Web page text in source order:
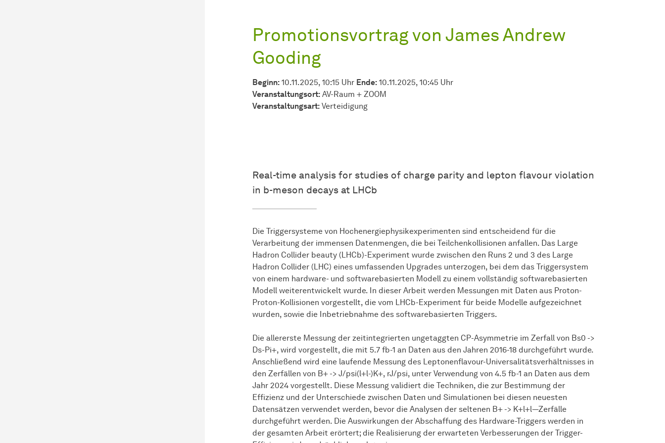
Promotionsvortrag von James Andrew
Gooding
Beginn: 10.11.2025, 10:15 Uhr Ende: 10.11.2025, 10:45 Uhr
Veranstaltungsort: AV-Raum + ZOOM
Veran­stal­tungs­art: Verteidigung
Real-time analysis for studies of charge parity and lepton flavour violation
in b-meson decays at LHCb
Die Triggersysteme von Hochenergiephysikexperimenten sind entscheidend für die
Verarbeitung der immensen Datenmengen, die bei Teilchenkollisionen anfallen. Das Large
Hadron Collider beauty (LHCb)-Experiment wurde zwischen den Runs 2 und 3 des Large
Hadron Collider (LHC) eines umfassenden Upgrades unterzogen, bei dem das Triggersystem
von einem hardware- und softwarebasierten Modell zu einem vollständig softwarebasierten
Modell weiterentwickelt wurde. In dieser Arbeit werden Messungen mit Daten aus Proton-
Proton-Kollisionen vorgestellt, die vom LHCb-Experiment für beide Modelle aufgezeichnet
wurden, sowie die Inbetriebnahme des softwarebasierten Triggers.
Die allererste Messung der zeitintegrierten ungetaggten CP-Asymmetrie im Zerfall von Bs0 ->
Ds-Pi+, wird vorgestellt, die mit 5.7 fb-1 an Daten aus den Jahren 2016-18 durchgeführt wurde.
Anschließend wird eine laufende Messung des Leptonenflavour-Universalitätsverhältnisses in
den Zerfällen von B+ -> J/psi(l+l-)K+, rJ/psi, unter Verwendung von 4.5 fb-1 an Daten aus dem
Jahr 2024 vorgestellt. Diese Messung validiert die Techniken, die zur Bestimmung der
Effizienz und der Unterschiede zwischen Daten und Simulationen bei diesen neuesten
Datensätzen verwendet werden, bevor die Analysen der seltenen B+ -> K+l+l—Zerfälle
durchgeführt werden. Die Auswirkungen der Abschaffung des Hardware-Triggers werden in
der gesamten Arbeit erörtert; die Realisierung der erwarteten Verbesserungen der Trigger-